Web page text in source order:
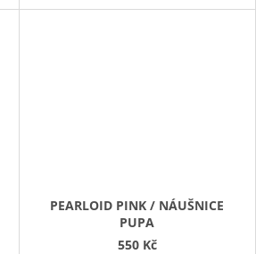
PEARLOID PINK / NÁUŠNICE
PUPA
550 Kč